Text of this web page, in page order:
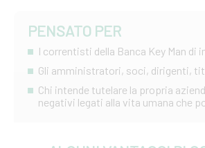
PENSATO PER
I correntisti della Banca Key Man di
Gli amministratori, soci, dirigenti,
Chi intende tutelare la propria
negativi legati alla vita umana che